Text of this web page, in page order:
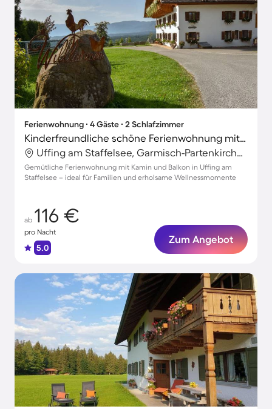
Ferienwohnung ∙ 4 Gäste ∙ 2 Schlafzimmer
Kinderfreundliche schöne Ferienwohnung mit Garten, Terrasse und Grill | Perfekt für die Arbeit von Zuhause
Uffing am Staffelsee, Garmisch-Partenkirchen, Deutschland
Gemütliche Ferienwohnung mit Kamin und Balkon in Uffing am
Staffelsee – ideal für Familien und erholsame Wellnessmomente
ab 116 €
pro Nacht
5.0
Zum Angebot